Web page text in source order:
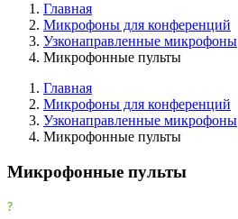
Главная
Микрофоны для конференций
Узконаправленные микрофоны
Микрофонные пульты
Фильтры
Фильтр
Все производители
Главная
Микрофоны для конференций
Узконаправленные микрофоны
Микрофонные пульты
Микрофонные пульты